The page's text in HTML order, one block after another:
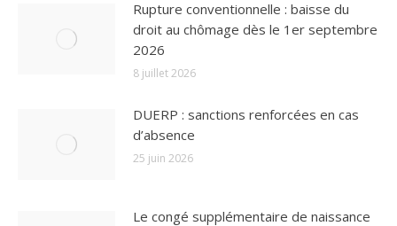
Rupture conventionnelle : baisse du
droit au chômage dès le 1er septembre
2026
8 juillet 2026
DUERP : sanctions renforcées en cas
d’absence
25 juin 2026
Le congé supplémentaire de naissance